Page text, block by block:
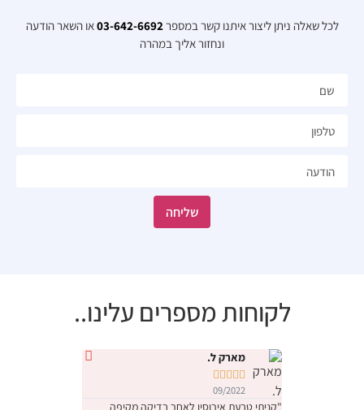
לכל שאלה ניתן ליצור איתנו קשר במספר03-642-6692או השאר הודעה
ונחזור אליך במהרה​
שליחה
לקוחות מספרים עלינו..
מארק ל.





09/2022
"קניתי טבעת אירוסין לאחר בדיקה מקיפה